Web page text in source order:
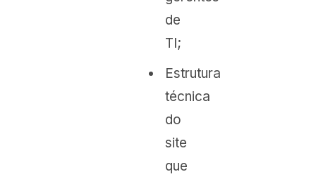
de
TI;
Estrutura
técnica
do
site
que